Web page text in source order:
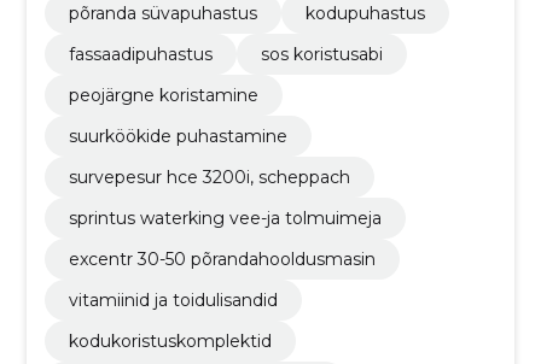
põranda süvapuhastus
kodupuhastus
fassaadipuhastus
sos koristusabi
peojärgne koristamine
suurköökide puhastamine
survepesur hce 3200i, scheppach
sprintus waterking vee-ja tolmuimeja
excentr 30-50 põrandahooldusmasin
vitamiinid ja toidulisandid
kodukoristuskomplektid